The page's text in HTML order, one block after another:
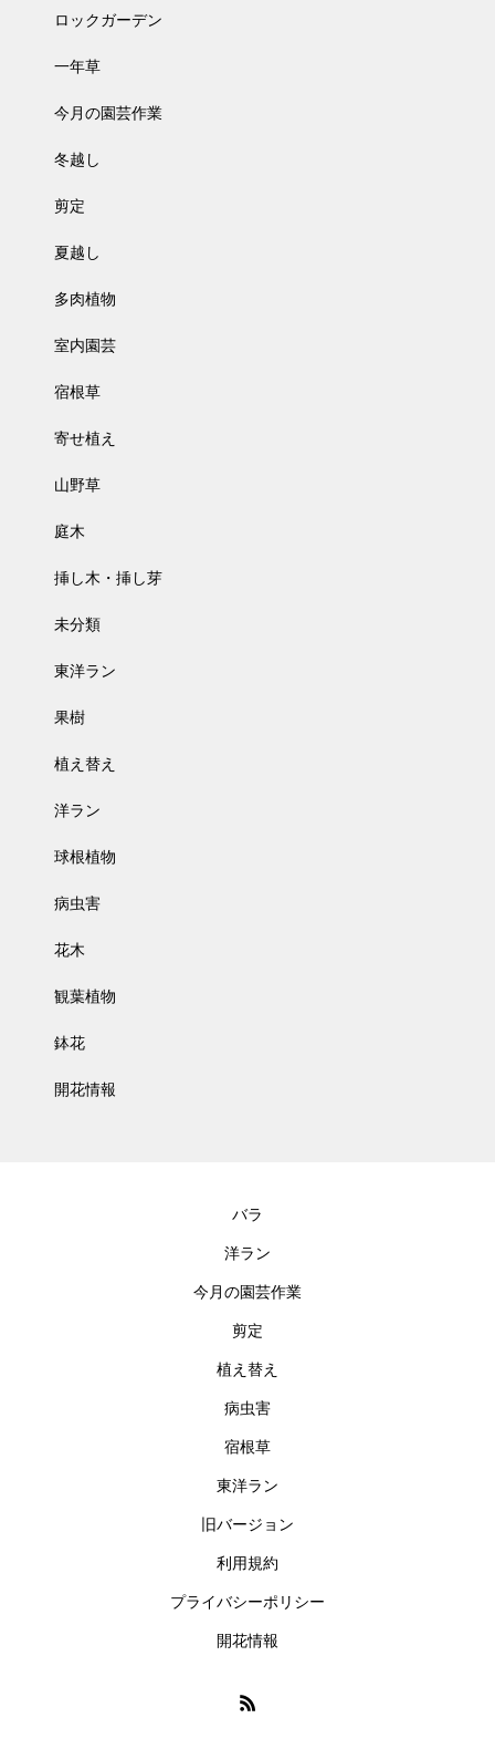
ロックガーデン
一年草
今月の園芸作業
冬越し
剪定
夏越し
多肉植物
室内園芸
宿根草
寄せ植え
山野草
庭木
挿し木・挿し芽
未分類
東洋ラン
果樹
植え替え
洋ラン
球根植物
病虫害
花木
観葉植物
鉢花
開花情報
バラ
洋ラン
今月の園芸作業
剪定
植え替え
病虫害
宿根草
東洋ラン
旧バージョン
利用規約
プライバシーポリシー
開花情報